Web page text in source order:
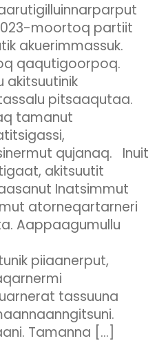
moortoq partiit
akuerimmassuk.
qaqutigoorpoq.
akitsuutinik
pitsaaqutaa.
tamanut
qujanaq. Inuit
akitsuutit
Inatsimmut
atorneqartarneri
Aappaagumullu
piiaanerput,
tassuuna
Tamanna […]